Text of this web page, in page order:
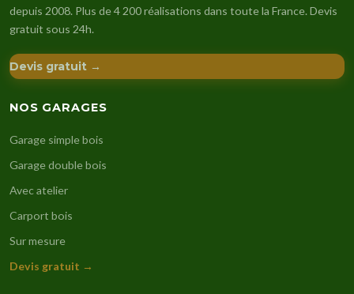
depuis 2008. Plus de 4 200 réalisations dans toute la France. Devis
gratuit sous 24h.
Devis gratuit →
NOS GARAGES
Garage simple bois
Garage double bois
Avec atelier
Carport bois
Sur mesure
Devis gratuit →